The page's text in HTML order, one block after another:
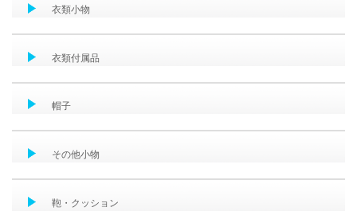
衣類小物
衣類付属品
帽子
その他小物
鞄・クッション